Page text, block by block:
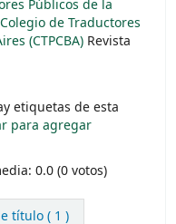
Públicos de la
de Traductores
(CTPCBA) Revista
etiquetas de esta
para agregar
0.0 (0 votos)
título ( 1 )